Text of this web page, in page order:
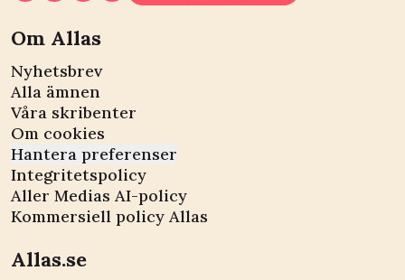
Om Allas
Nyhetsbrev
Alla ämnen
Våra skribenter
Om cookies
Hantera preferenser
Integritetspolicy
Aller Medias AI-policy
Kommersiell policy Allas
Allas.se